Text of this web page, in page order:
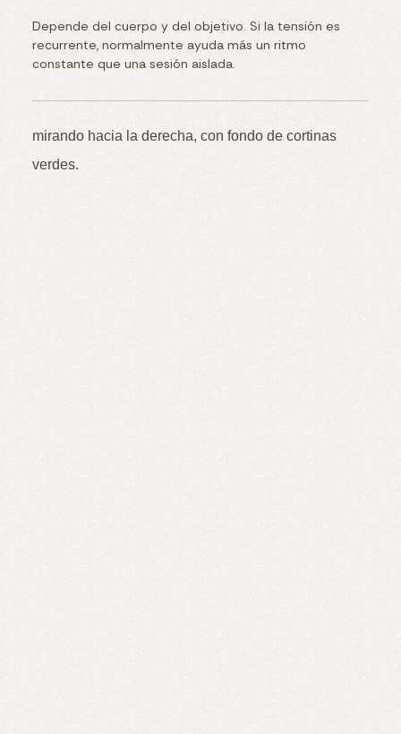
Depende del cuerpo y del objetivo. Si la tensión es
recurrente, normalmente ayuda más un ritmo
constante que una sesión aislada.